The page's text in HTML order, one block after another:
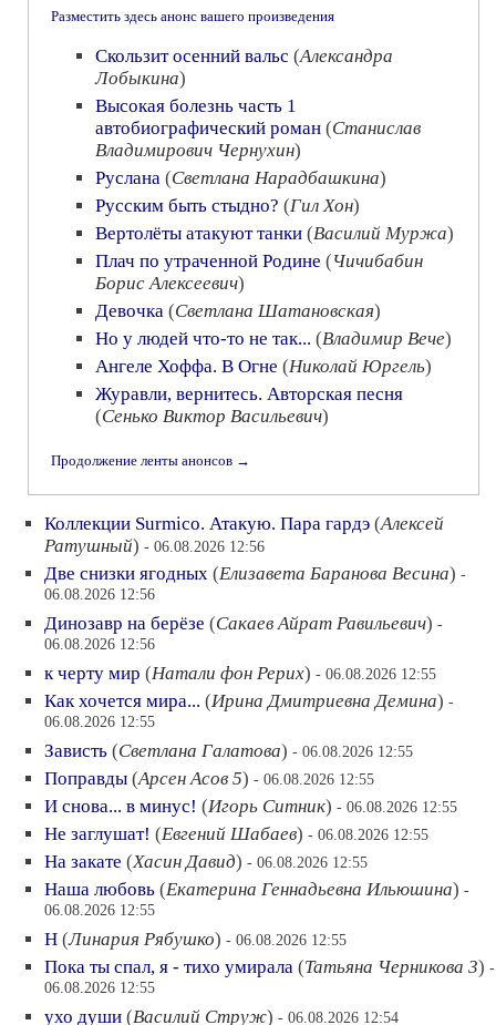
Разместить здесь анонс вашего произведения
Скользит осенний вальс (Александра
Лобыкина)
Высокая болезнь часть 1
автобиографический роман (Станислав
Владимирович Чернухин)
Руслана (Светлана Нарадбашкина)
Русским быть стыдно? (Гил Хон)
Вертолёты атакуют танки (Василий Муржа)
Плач по утраченной Родине (Чичибабин
Борис Алексеевич)
Девочка (Светлана Шатановская)
Но у людей что-то не так... (Владимир Вече)
Ангеле Хоффа. В Огне (Николай Юргель)
Журавли, вернитесь. Авторская песня
(Сенько Виктор Васильевич)
Продолжение ленты анонсов →
Коллекции Surmico. Атакую. Пара гардэ (Алексей
Ратушный) - 06.08.2026 12:56
Две снизки ягодных (Елизавета Баранова Весина) -
06.08.2026 12:56
Динозавр на берёзе (Сакаев Айрат Равильевич) -
06.08.2026 12:56
к черту мир (Натали фон Рерих) - 06.08.2026 12:55
Как хочется мира... (Ирина Дмитриевна Демина) -
06.08.2026 12:55
Зависть (Светлана Галатова) - 06.08.2026 12:55
Поправды (Арсен Асов 5) - 06.08.2026 12:55
И снова... в минус! (Игорь Ситник) - 06.08.2026 12:55
Не заглушат! (Евгений Шабаев) - 06.08.2026 12:55
На закате (Хасин Давид) - 06.08.2026 12:55
Наша любовь (Екатерина Геннадьевна Ильюшина) -
06.08.2026 12:55
Н (Линария Рябушко) - 06.08.2026 12:55
Пока ты спал, я - тихо умирала (Татьяна Черникова 3) -
06.08.2026 12:55
ухо души (Василий Струж) - 06.08.2026 12:54